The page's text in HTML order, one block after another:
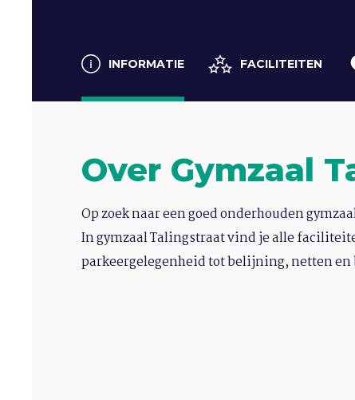
INFORMATIE FACILITEITEN
Over Gymzaal
Op zoek naar een goed onderhouden
In gymzaal Talingstraat vind je alle
parkeergelegenheid tot belijning, netten en